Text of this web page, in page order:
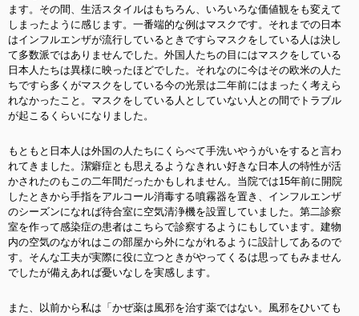
ます。その間、生活スタイルはもちろん、いろいろな価値観をも変えて
しまったように感じます。一番端的な例はマスクです。それまでの日本
はインフルエンザが流行しているときですらマスクをしている人は決し
て多数派ではありませんでした。外国人たちの目にはマスクをしている
日本人たちは異様に映ったほどでした。それなのに今はその欧米の人た
ちですら多くがマスクをしている今の光景は二年前にはまったく考えら
れなかったこと。マスクをしている人としていない人との間でトラブル
が起こるくらいになりました。
もともと日本人は外国の人たちにくらべて手洗いやうがいをすると言わ
れてきました。潔癖症とも思えるようなきれい好きな日本人の特性が活
かされたのもこの二年間だったかもしれません。当院では15年前に開院
したときから手指をアルコール消毒する噴霧器を置き、インフルエンザ
のシーズンになれば待合室に空気清浄機を設置していました。第二診察
室を作って感染症の患者はこちらで診察するようにもしています。建物
内の空気のながれはこの部屋から外にながれるように設計してあるので
す。そんな工夫が実際に役に立つときがやってくるは思ってもみません
でしたが備えあれば憂いなしを実感します。
また、以前から私は「かぜ薬は風邪を治す薬ではない。風邪をひいても